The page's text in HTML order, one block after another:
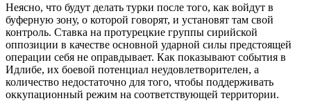
Неясно, что будут делать турки после того, как войдут в
буферную зону, о которой говорят, и установят там свой
контроль. Ставка на протурецкие группы сирийской
оппозиции в качестве основной ударной силы предстоящей
операции себя не оправдывает. Как показывают события в
Идлибе, их боевой потенциал неудовлетворителен, а
количество недостаточно для того, чтобы поддерживать
оккупационный режим на соответствующей территории.